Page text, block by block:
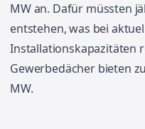
MW an. Dafür müssten
entstehen, was bei
Installationskapazitäten
Gewerbedächer bieten
MW.